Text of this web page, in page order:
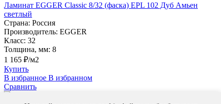
Ламинат EGGER Classic 8/32 (фаска) EPL 102 Дуб Амьен
светлый
Страна: Россия
Производитель: EGGER
Класс: 32
Толщина, мм: 8
1 165 ₽/м2
Купить
В избранное В избранном
Сравнить